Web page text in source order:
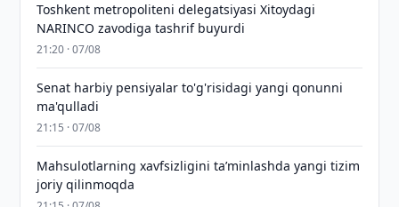
Toshkent metropoliteni delegatsiyasi Xitoydagi
NARINCO zavodiga tashrif buyurdi
21:20 · 07/08
Senat harbiy pensiyalar to'g'risidagi yangi qonunni
ma'qulladi
21:15 · 07/08
Mahsulotlarning xavfsizligini taʼminlashda yangi tizim
joriy qilinmoqda